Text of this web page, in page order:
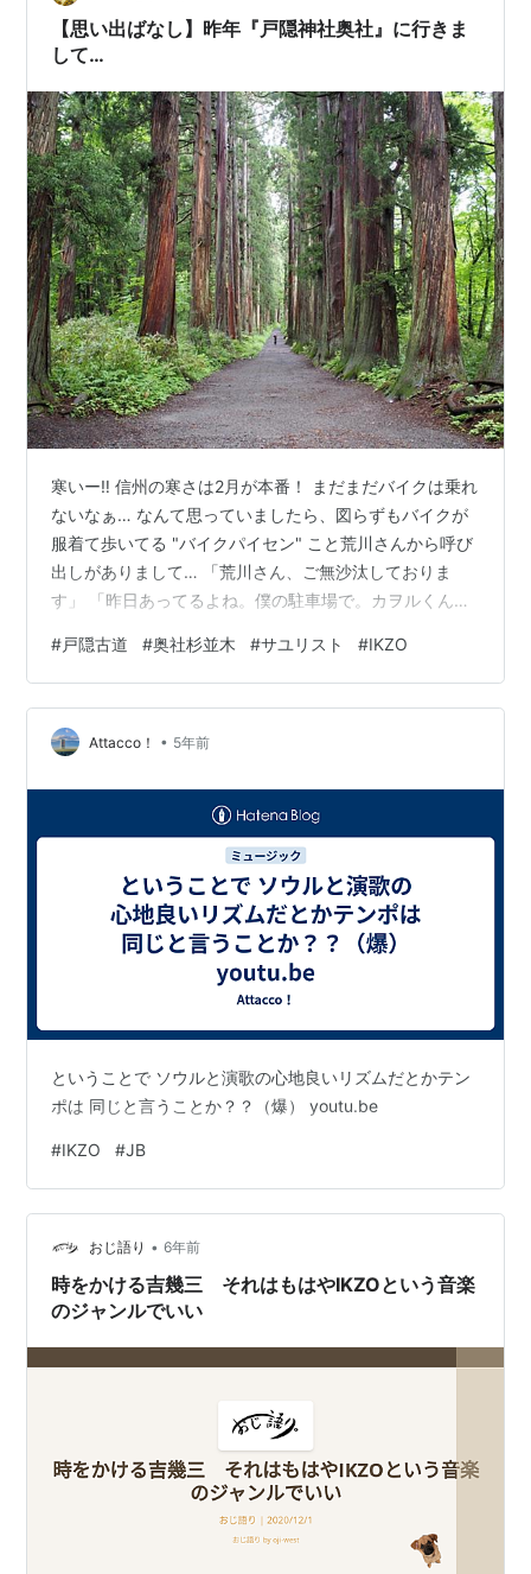
【思い出ばなし】昨年『戸隠神社奥社』に行きま
して…
寒いー‼ 信州の寒さは2月が本番！ まだまだバイクは乗れ
ないなぁ… なんて思っていましたら、図らずもバイクが
服着て歩いてる "バイクパイセン" こと荒川さんから呼び
出しがありまして… 「荒川さん、ご無沙汰しておりま
す」 「昨日あってるよね。僕の駐車場で。カヲルくんが
をいただき、誠にありがとうございます」 「いや、カヲ
ルくんがご飯に連れて行って貰いたいって、昨日」 「私
が行きたいお店、よく分かりましたねぇ」 「いやいや、
カヲルくんが『豊龍』のラーメンを食べたいって…まあ
#戸隠古道 #奥社杉並木 #サユリスト #IKZO
Attacco！ • 5年前
ということで ソウルと演歌の心地良いリズムだとかテン
ポは 同じと言うことか？？（爆） youtu.be
#IKZO #JB
おじ語り • 6年前
時をかける吉幾三 それはもはやIKZOという音楽
のジャンルでいい